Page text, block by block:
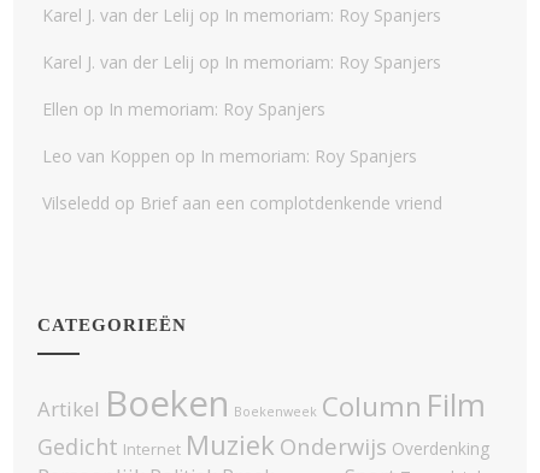
Karel J. van der Lelij op In memoriam: Roy Spanjers
Karel J. van der Lelij op In memoriam: Roy Spanjers
Ellen op In memoriam: Roy Spanjers
Leo van Koppen op In memoriam: Roy Spanjers
Vilseledd op Brief aan een complotdenkende vriend
CATEGORIEËN
Artikel Boeken Boekenweek Column Film
Gedicht Internet Muziek Onderwijs Overdenking